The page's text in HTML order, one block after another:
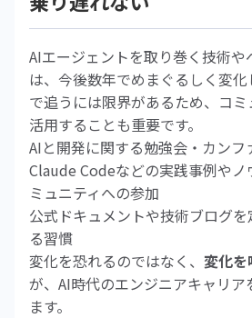
AIエージェントを取り巻く技術や
は、今後数年でめまぐるしく変
で追うには限界があるため、コ
活用することも重要です。
AIと開発に関する勉強会・カンフ
Claude Codeなどの実践事例やノ
ミュニティへの参加
公式ドキュメントや技術ブログ
る習慣
変化を恐れるのではなく、 変化を
が、AI時代のエンジニアキャリア
ます。